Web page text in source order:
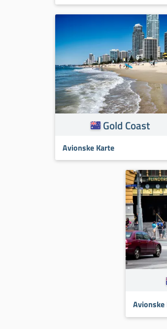
Gold Coast
Avionske Karte
Avionske